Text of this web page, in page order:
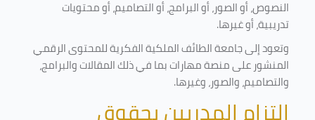
النصوص، أو الصور، أو البرامج، أو التصاميم، أو محتويات
تدريبية، أو غيرها.
وتعود إلى جامعة الطائف الملكية الفكرية للمحتوى الرقمي
المنشور على منصة مهارات بما في ذلك المقالات والبرامج،
والتصاميم، والصور، وغيرها.